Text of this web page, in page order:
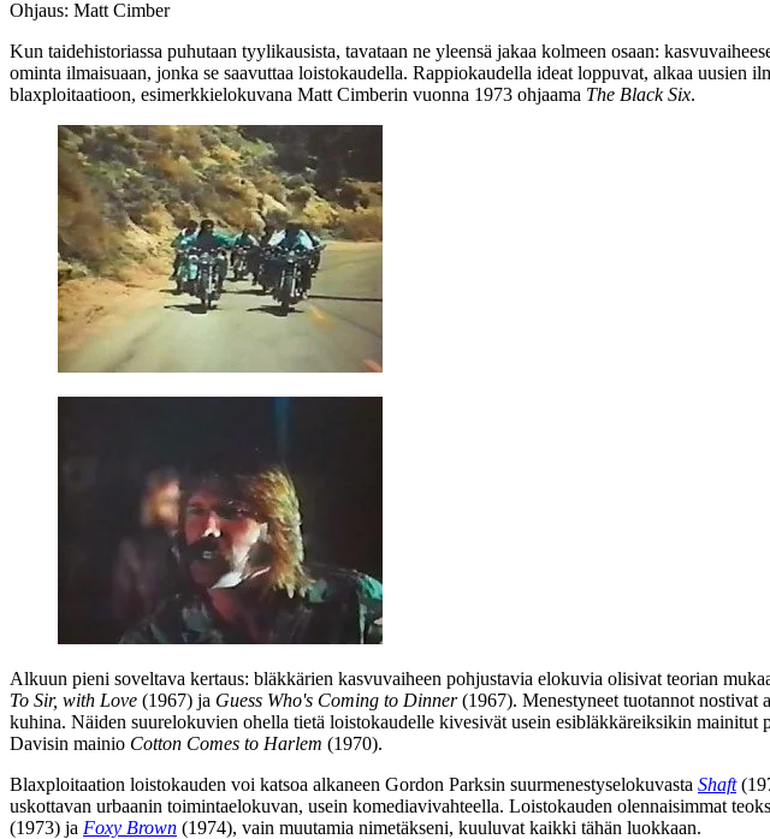
Ohjaus: Matt Cimber
Kun taidehistoriassa puhutaan tyylikausista, tavataan ne yleensä jakaa kolmeen osaan:
ominta ilmaisuaan, jonka se saavuttaa loistokaudella. Rappiokaudella ideat loppuvat, alkaa uusien
blaxploitaatioon, esimerkkielokuvana Matt Cimberin vuonna 1973 ohjaama The Black Six.
Alkuun pieni soveltava kertaus: bläkkärien kasvuvaiheen pohjustavia elokuvia olisivat teorian
To Sir, with Love (1967) ja Guess Who's Coming to Dinner(1967). Menestyneet tuotannot nostivat
kuhina. Näiden suurelokuvien ohella tietä loistokaudelle kivesivät usein esibläkkäreiksikin mainitut
Davisin mainio Cotton Comes to Harlem (1970).
Blaxploitaation loistokauden voi katsoa alkaneen Gordon Parksin suurmenestyselokuvasta Shaft
uskottavan urbaanin toimintaelokuvan, usein komediavivahteella. Loistokauden olennaisimmat
(1973) ja Foxy Brown (1974), vain muutamia nimetäkseni, kuuluvat kaikki tähän luokkaan.